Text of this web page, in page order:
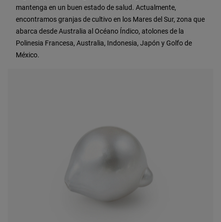
mantenga en un buen estado de salud. Actualmente,
encontramos granjas de cultivo en los Mares del Sur, zona que
abarca desde Australia al Océano Índico, atolones de la
Polinesia Francesa, Australia, Indonesia, Japón y Golfo de
México.